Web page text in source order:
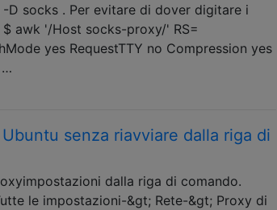
D socks . Per evitare di dover digitare i
awk '/Host socks-proxy/' RS=
yes RequestTTY no Compression yes
…
senza riavviare dalla riga di
dalla riga di comando.
le impostazioni-&gt; Rete-&gt; Proxy di